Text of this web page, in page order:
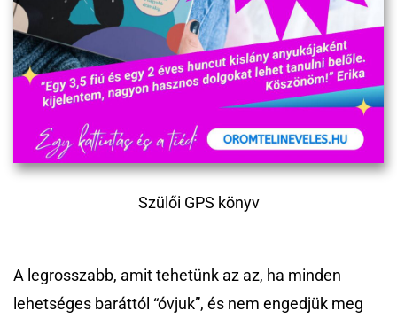
Szülői GPS könyv
A legrosszabb, amit tehetünk az az, ha minden
lehetséges baráttól “óvjuk”, és nem engedjük meg